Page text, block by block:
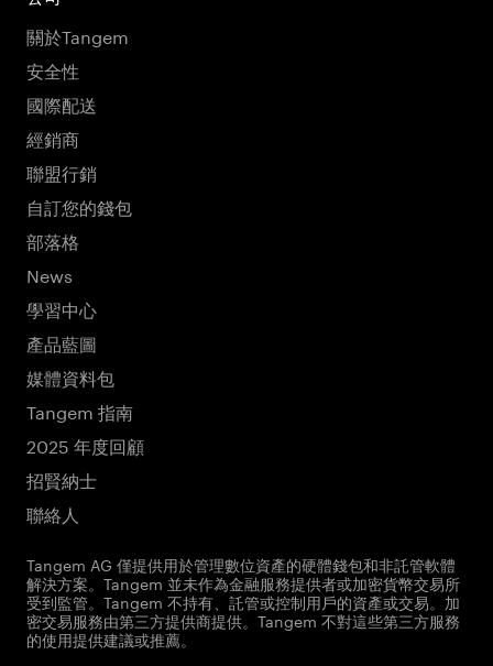
關於Tangem
安全性
國際配送
經銷商
聯盟行銷
自訂您的錢包
部落格
News
學習中心
產品藍圖
媒體資料包
Tangem 指南
2025 年度回顧
招賢納士
聯絡人
Tangem AG 僅提供用於管理數位資產的硬體錢包和非託管軟體
解決方案。Tangem 並未作為金融服務提供者或加密貨幣交易所
受到監管。Tangem 不持有、託管或控制用戶的資產或交易。加
密交易服務由第三方提供商提供。Tangem 不對這些第三方服務
的使用提供建議或推薦。